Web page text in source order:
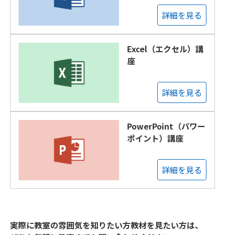
詳細を見る
Excel（エクセル）講
座
詳細を見る
PowerPoint（パワー
ポイント）講座
詳細を見る
実際に教室の雰囲気を知りたい方教材を見たい方は、